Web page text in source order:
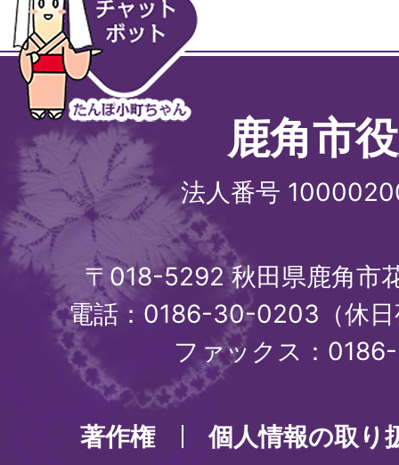
鹿角市
法人番号
〒018-5292 秋田県鹿角市
電話：0186-30-0203（休
ファックス：
著作権
個人情報の取り